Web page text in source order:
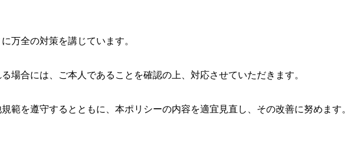
万全の対策を講じています。
場合には、ご本人であることを確認の上、対応させていただきます。
範を遵守するとともに、本ポリシーの内容を適宜見直し、その改善に努めます。